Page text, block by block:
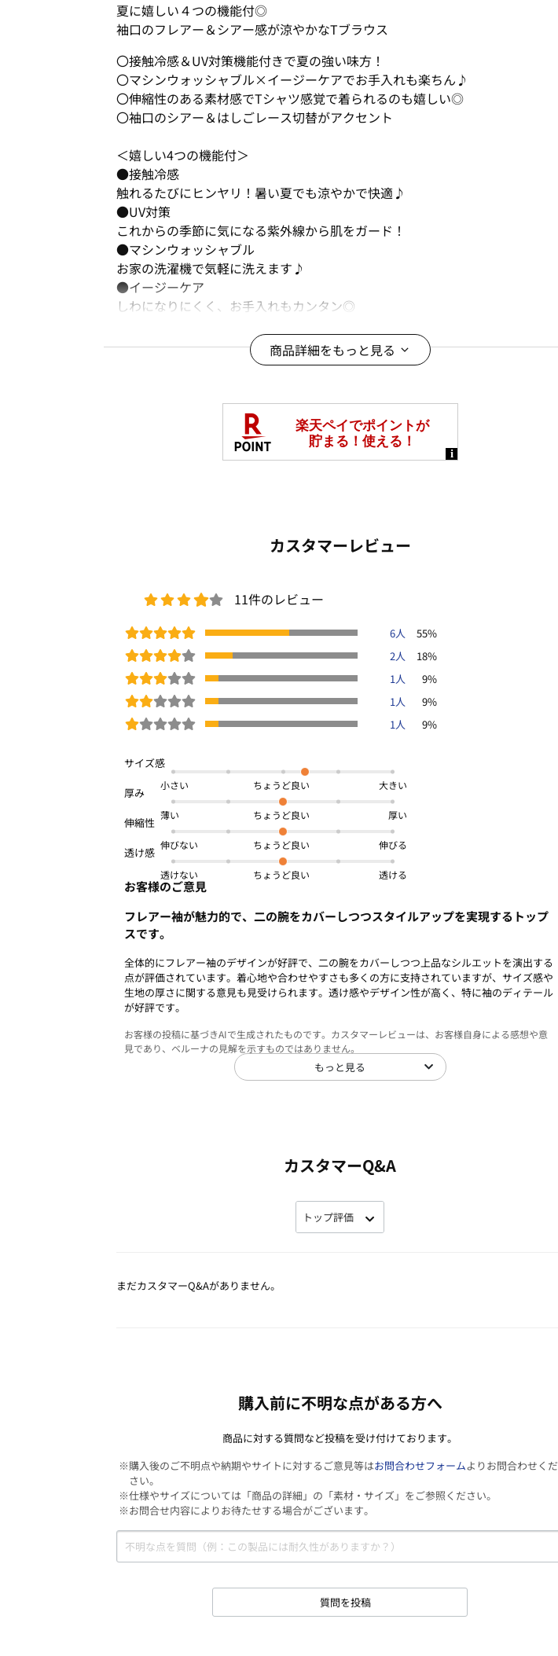
夏に嬉しい４つの機能付◎
袖口のフレアー＆シアー感が涼やかなTブラウス
〇接触冷感＆UV対策機能付きで夏の強い味方！
〇マシンウォッシャブル×イージーケアでお手入れも楽ちん♪
〇伸縮性のある素材感でTシャツ感覚で着られるのも嬉しい◎
〇袖口のシアー＆はしごレース切替がアクセント
＜嬉しい4つの機能付＞
●接触冷感
触れるたびにヒンヤリ！暑い夏でも涼やかで快適♪
●UV対策
これからの季節に気になる紫外線から肌をガード！
●マシンウォッシャブル
お家の洗濯機で気軽に洗えます♪
●イージーケア
しわになりにくく、お手入れもカンタン◎
■デザイン
ケープ風のフレアー袖と袖口のシアー切替が着映えするTシャツブラウス。
ドレープのきいた立体感のあるフレアー袖も特別感を演出してくれます。
長めの袖丈とボックスシルエットが体型カバーにも◎
ウエストインもアウトもキマる絶妙な丈感もポイント♪
きちんと感のあるデザインなのでデイリーから通勤まで幅広く着回せます。
カットソーなのにきちんと見えするのも◎
透け感：ややあり
厚さ：普通
伸縮性：あり
裏地：なし
洗濯方法：洗濯機
……………………
■コーディネート
メ！
オフの日にはデニムやベイカーパンツと合わせてカジュアルダウンしても◎。
ナロースカートにウエストインすれば、スッキリ上品な印象に。
普段使いからオフィスシーンまで幅広く活躍してくれる1枚です！
COOL ネット限定 体型カバー UV対策/UVカット 接触冷感
商品番号：OFW4-78335
商品詳細をもっと見る
カスタマーレビュー
11件のレビュー
6人
55%
2人
18%
1人
9%
1人
9%
1人
9%
小さい 大きい
薄い 厚い
伸びない 伸びる
透けない 透ける
お客様のご意見
フレアー袖が魅力的で、二の腕をカバーしつつスタイルアップを実現するトップ
スです。
全体的にフレアー袖のデザインが好評で、二の腕をカバーしつつ上品なシルエットを演出する
点が評価されています。着心地や合わせやすさも多くの方に支持されていますが、サイズ感や
生地の厚さに関する意見も見受けられます。透け感やデザイン性が高く、特に袖のディテール
が好評です。
お客様の投稿に基づきAIで生成されたものです。カスタマーレビューは、お客様自身による感想や意
見であり、ベルーナの見解を示すものではありません。
もっと見る
カスタマーQ&A
まだカスタマーQ&Aがありません。
購入前に不明な点がある方へ
商品に対する質問など投稿を受け付けております。
※購入後のご不明点や納期やサイトに対するご意見等はお問合わせフォームよりお問合わせくだ
さい。
※仕様やサイズについては「商品の詳細」の「素材・サイズ」をご参照ください。
※お問合せ内容によりお待たせする場合がございます。
質問を投稿